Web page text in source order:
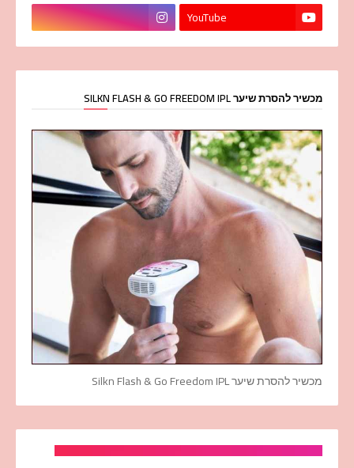
YouTube
מכשיר להסרת שיער SILKN FLASH & GO FREEDOM IPL
מכשיר להסרת שיער Silkn Flash & Go Freedom IPL